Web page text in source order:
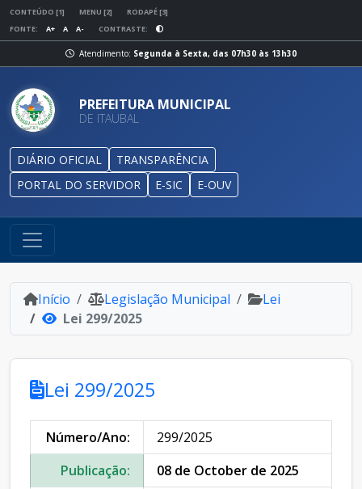
CONTEÚDO [1] MENU [2]
RODAPÉ [3]
FONTE:
A+ A A- CONTRASTE:
Atendimento: Segunda à Sexta, das 07h30 às 13h30
PREFEITURA MUNICIPAL
DE ITAUBAL
DIÁRIO OFICIAL
TRANSPARÊNCIA
PORTAL DO SERVIDOR
E-SIC E-OUV
Início Legislação Municipal
Lei
Lei 299/2025
Lei 299/2025
Número/Ano:
299/2025
Publicação:
08 de October de 2025